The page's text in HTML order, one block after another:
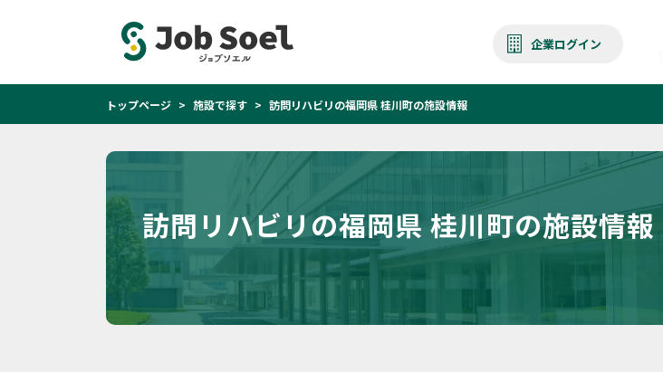
企業ログイン
トップページ 施設で探す 訪問リハビリの福岡県 桂川町の施設情報
訪問リハビリの福岡県 桂川町の施設情報